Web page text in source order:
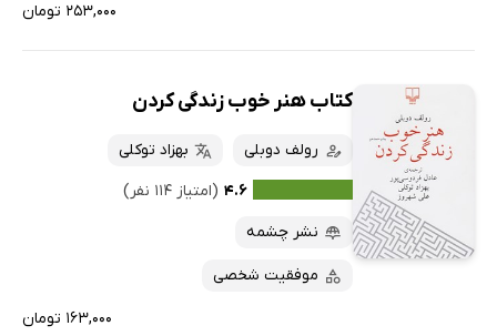
۲۵۳,۰۰۰ تومان
کتاب هنر خوب زندگی کردن
رولف دوبلی
بهزاد توکلی
۴.۶ (امتیاز ۱۱۴ نفر)
نشر چشمه
موفقیت شخصی
۱۶۳,۰۰۰ تومان